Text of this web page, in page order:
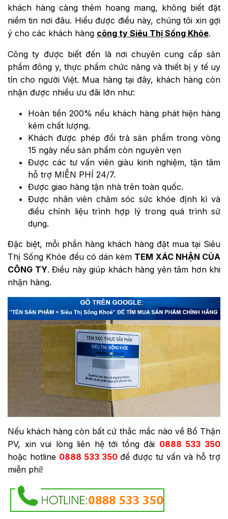
khách hàng càng thêm hoang mang, không biết đặt
niềm tin nơi đâu. Hiểu được điều này, chúng tôi xin gợi
ý cho các khách hàng công ty Siêu Thị Sống Khỏe.
Công ty được biết đến là nơi chuyên cung cấp sản
phẩm đông y, thực phẩm chức năng và thiết bị y tế uy
tín cho người Việt. Mua hàng tại đây, khách hàng còn
nhận được nhiều ưu đãi lớn như:
Hoàn tiền 200% nếu khách hàng phát hiện hàng
kém chất lượng.
Khách được phép đổi trả sản phẩm trong vòng
15 ngày nếu sản phẩm còn nguyên vẹn
Được các tư vấn viên giàu kinh nghiệm, tận tâm
hỗ trợ MIỄN PHÍ 24/7.
Được giao hàng tận nhà trên toàn quốc.
Được nhân viên chăm sóc sức khỏe định kì và
điều chỉnh liệu trình hợp lý trong quá trình sử
dụng.
Đặc biệt, mỗi phần hàng khách hàng đặt mua tại Siêu
Thị Sống Khỏe đều có dán kèm TEM XÁC NHẬN CỦA
CÔNG TY. Điều này giúp khách hàng yên tâm hơn khi
nhận hàng.
Nếu khách hàng còn bất cứ thắc mắc nào về Bổ Thận
PV, xin vui lòng liên hệ tới tổng đài 0888 533 350
hoặc hotline 0888 533 350 để được tư vấn và hỗ trợ
miễn phí!